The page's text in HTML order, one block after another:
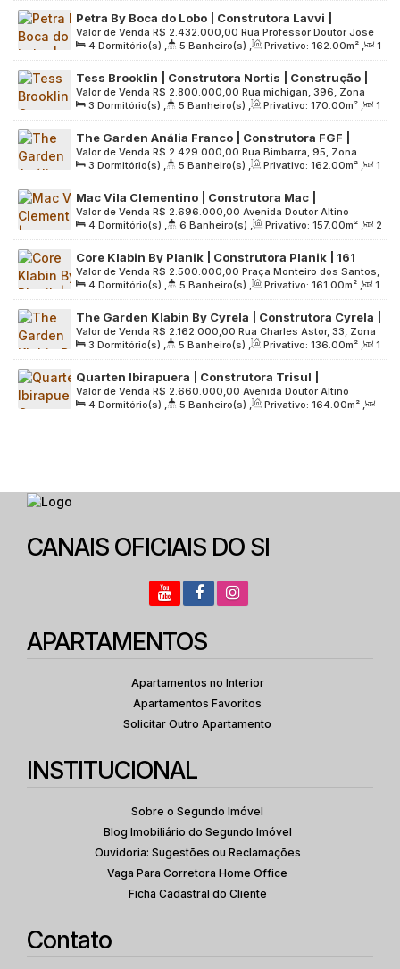
Paulo, Brasil
Terreno: 2400.00m²
Petra By Boca do Lobo | Construtora Lavvi |
Construção | 162 Metros | 04 Dormitórios | 02
Suítes | Hall Privativo | 02 Vagas
R$ 2.432.000,00
Valor de Venda
Rua Professor Doutor José
Marques da Cruz, 389, Zona Sul, 04707-020, Jardim das
Acácias, São Paulo, São Paulo, Brasil
4 Dormitório(s) , 5 Banheiro(s) , Privativo: 162.00m² ,
1
Sala(s) , 2 Suíte(s) , 2 Vaga(s) , Útil: 162.00m² ,
Terreno: 5701.00 m²
Tess Brooklin | Construtora Nortis | Construção |
170 metros | 03 suítes | hall privativo | 02 vagas
R$ 2.800.000,00
Valor de Venda
Rua michigan, 396, Zona
Sul, 04568-000, Brooklin Paulista, São Paulo, São Paulo,
Brasil
3 Dormitório(s) , 5 Banheiro(s) , Privativo: 170.00m² ,
1
Sala(s) , 3 Suíte(s) , 2 Vaga(s) , Útil: 170.00m² ,
Terreno: 3136.00m²
The Garden Anália Franco | Construtora FGF |
Pronto | 162 metros | 03 suítes | hall privativo |
depósito | 03 vagas
R$ 2.429.000,00
Valor de Venda
Rua Bimbarra, 95, Zona
Leste, 03355-020, Vila Formosa, São Paulo, São Paulo, Brasil
3 Dormitório(s) , 5 Banheiro(s) , Privativo: 162.00m² ,
1
Sala(s) , 3 Suíte(s) , 3 Vaga(s) , Útil: 162.00m²
Mac Vila Clementino | Construtora Mac |
Construção | 157 metros | 04 suítes | lavabo |
varanda gourmet | 02 vagas
R$ 2.696.000,00
Valor de Venda
Avenida Doutor Altino
Arantes, 635, Zona Sul, 04042-033, Vila Clementino, São
Paulo, São Paulo, Brasil
4 Dormitório(s) , 6 Banheiro(s) , Privativo: 157.00m² ,
2
Sala(s) , 4 Suíte(s) , 2 Vaga(s) , Útil: 157.00m² ,
Terreno: 2353 .00m²
Core Klabin By Planik | Construtora Planik | 161
metros | 04 dormitórios | 02 suítes | 02 vagas
R$ 2.500.000,00
Valor de Venda
Praça Monteiro dos Santos,
65, Zona Sul, 04117-095, Vila Mariana, São Paulo, São Paulo,
Brasil
4 Dormitório(s) , 5 Banheiro(s) , Privativo: 161.00m² ,
1
Sala(s) , 2 Suíte(s) , 2 Vaga(s) , Útil: 161.00m² ,
Terreno: 2806.00m²
The Garden Klabin By Cyrela | Construtora Cyrela |
136 metros | 03 suítes | hall privativo | 02 vagas
R$ 2.162.000,00
Valor de Venda
Rua Charles Astor, 33, Zona
Sul, 04118-050, Jardim Aurélia, São Paulo, São Paulo, Brasil
3 Dormitório(s) , 5 Banheiro(s) , Privativo: 136.00m² ,
1
Sala(s) , 3 Suíte(s) , 2 Vaga(s) , Útil: 136.00m² ,
Terreno: 3510.00m²
Quarten Ibirapuera | Construtora Trisul |
Lançamento | 164 metros | 04 dormitórios | 02
suítes | 02 vagas
R$ 2.660.000,00
Valor de Venda
Avenida Doutor Altino
Arantes, 1351, Zona Sul, 04042-035, Vila Clementino, São
4 Dormitório(s) , 5 Banheiro(s) , Privativo: 164.00m² ,
CANAIS OFICIAIS DO SI
APARTAMENTOS
Apartamentos no Interior
Apartamentos Favoritos
Solicitar Outro Apartamento
INSTITUCIONAL
Sobre o Segundo Imóvel
Blog Imobiliário do Segundo Imóvel
Ouvidoria: Sugestões ou Reclamações
Vaga Para Corretora Home Office
Ficha Cadastral do Cliente
Contato